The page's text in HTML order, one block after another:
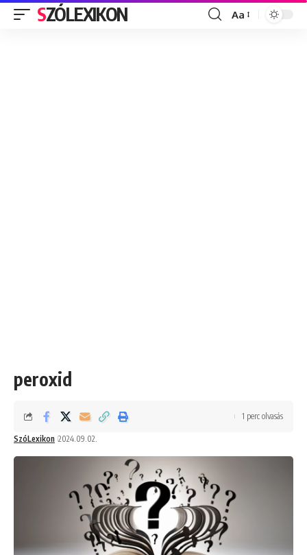
SZÓLEXIKON
Font
Aa
peroxid
SzóLexikon 2024.09.02.
1 perc olvasás